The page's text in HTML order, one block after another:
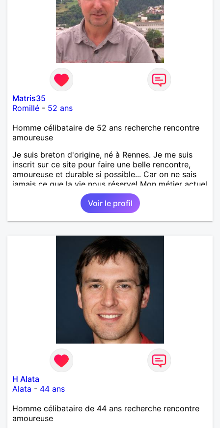
Matris35
Romillé - 52 ans
Homme célibataire de 52 ans recherche rencontre
amoureuse
Je suis breton d'origine, né à Rennes. Je me suis
inscrit sur ce site pour faire une belle rencontre,
amoureuse et durable si possible... Car on ne sais
jamais ce que la vie nous réserve! Mon métier actuel
est électricien en tant que agent technique
territorial. J'ai enseigné en tant que professeur des
écoles mais j'ai voulu changer. J'aime la culture en
générale: le cinéma, la littérature, le dessin, l'Art, un
Mais je ne vais pas tout dire, à vous de me
contacter pour faire plus ample connaissance!...
Voir le profil
H Alata
Alata - 44 ans
Homme célibataire de 44 ans recherche rencontre
amoureuse